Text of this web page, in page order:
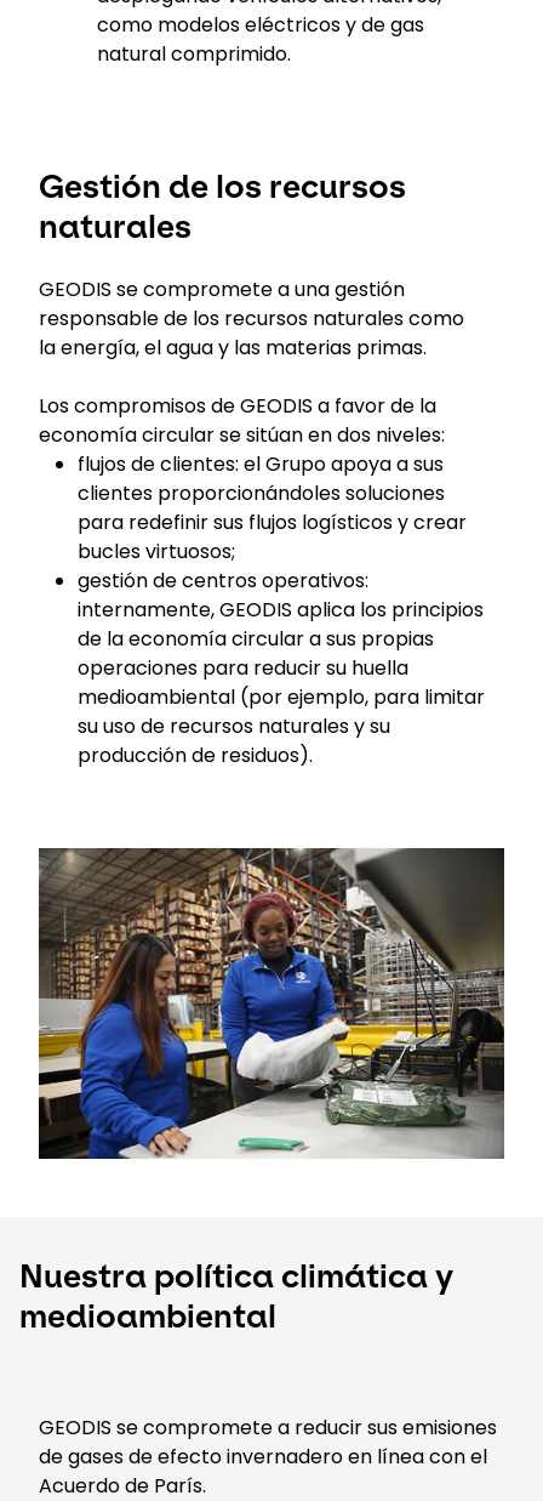
como modelos eléctricos y de gas
natural comprimido.
Gestión de los recursos
naturales
GEODIS se compromete a una gestión
responsable de los recursos naturales como
la energía, el agua y las materias primas.
Los compromisos de GEODIS a favor de la
economía circular se sitúan en dos niveles:
flujos de clientes: el Grupo apoya a sus
clientes proporcionándoles soluciones
para redefinir sus flujos logísticos y crear
bucles virtuosos;
gestión de centros operativos:
internamente, GEODIS aplica los principios
de la economía circular a sus propias
operaciones para reducir su huella
medioambiental (por ejemplo, para limitar
su uso de recursos naturales y su
producción de residuos).
Keepeek
Nuestra política climática y
medioambiental
GEODIS se compromete a reducir sus emisiones
de gases de efecto invernadero en línea con el
Acuerdo de París.